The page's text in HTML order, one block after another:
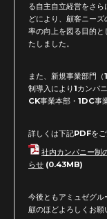
る自主自立経営をさ
どにより、顧客ニー
率の向上を図る目的
たしました。
また、新規事業部門（
制導入により1カンパ
CK事業本部・ 1DC事
詳しくは下記PDFをご
社内カンパニー制
らせ (0.43MB)
今後ともアミュゼグ
顧のほどよろしくお願